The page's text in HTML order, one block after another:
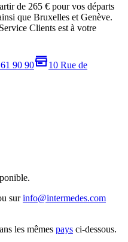
de 265 € pour vos départs
que Bruxelles et Genève.
Clients est à votre
90 90
10 Rue de
surinfo@intermedes.com
les mêmes pays ci-dessous.